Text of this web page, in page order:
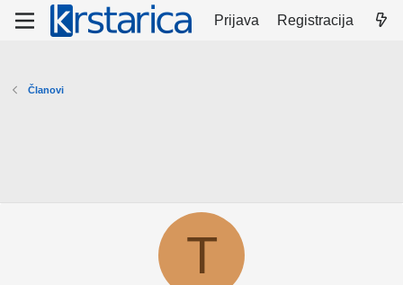
Prijava Registracija
Članovi
T